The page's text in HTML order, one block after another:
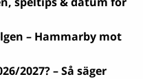
– Hammarby mot
2027? – Så säger